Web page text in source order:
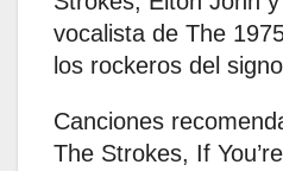
vocalista de The
los rockeros del
Canciones
The Strokes, If